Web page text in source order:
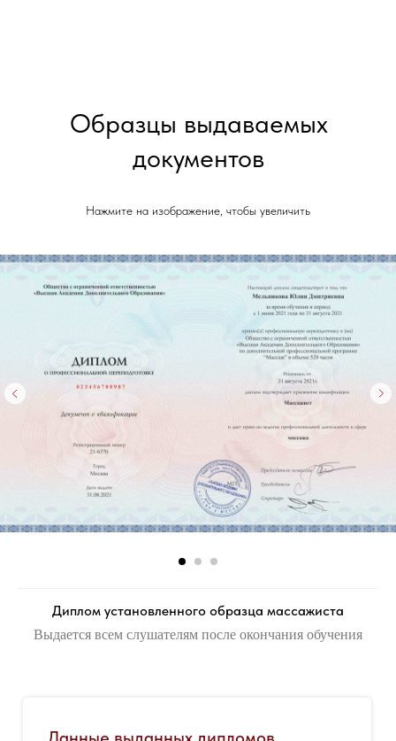
Образцы выдаваемых
документов
Нажмите на изображение, чтобы увеличить
Диплом установленного образца массажиста
Выдается всем слушателям после окончания обучения